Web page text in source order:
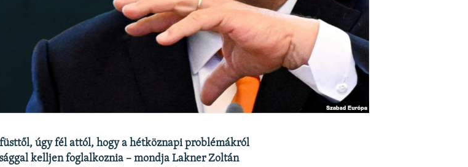
úgy fél attól, hogy a hétköznapi problémákról
kelljen foglalkoznia – mondja Lakner Zoltán